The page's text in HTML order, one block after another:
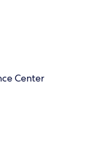
Center